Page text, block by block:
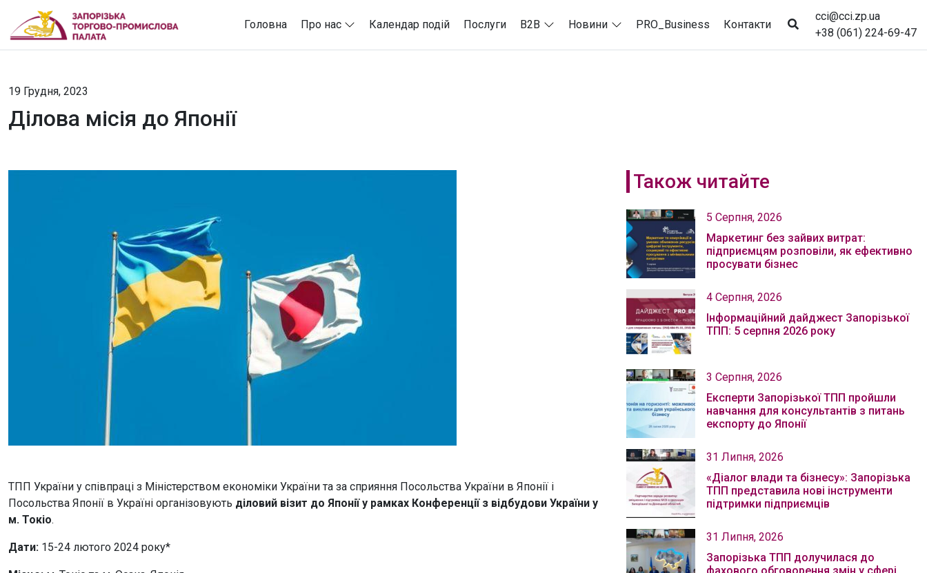
Головна Про нас Календар подій Послуги B2B Новини PRO_Business Контакти
cci@cci.zp.ua
+38 (061) 224-69-47
19 Грудня, 2023
Ділова місія до Японії
ТПП України у співпраці з Міністерством економіки України та за сприяння Посольства України в Японії і
Посольства Японії в Україні організовують діловий візит до Японії у рамках Конференції з відбудови України у
м. Токіо.
Дати: 15-24 лютого 2024 року*
Також читайте
5 Серпня, 2026
Маркетинг без зайвих витрат:
підприємцям розповіли, як ефективно
просувати бізнес
4 Серпня, 2026
Інформаційний дайджест Запорізької
ТПП: 5 серпня 2026 року
3 Серпня, 2026
Експерти Запорізької ТПП пройшли
навчання для консультантів з питань
експорту до Японії
31 Липня, 2026
«Діалог влади та бізнесу»: Запорізька
ТПП представила нові інструменти
підтримки підприємців
31 Липня, 2026
Запорізька ТПП долучилася до